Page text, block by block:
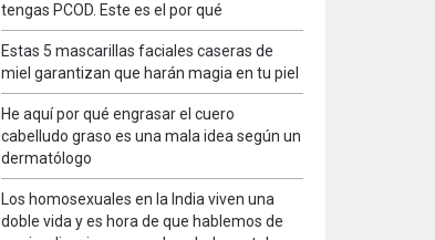
tengas PCOD. Este es el por qué
Estas 5 mascarillas faciales caseras de
miel garantizan que harán magia en tu piel
He aquí por qué engrasar el cuero
cabelludo graso es una mala idea según un
dermatólogo
Los homosexuales en la India viven una
doble vida y es hora de que hablemos de